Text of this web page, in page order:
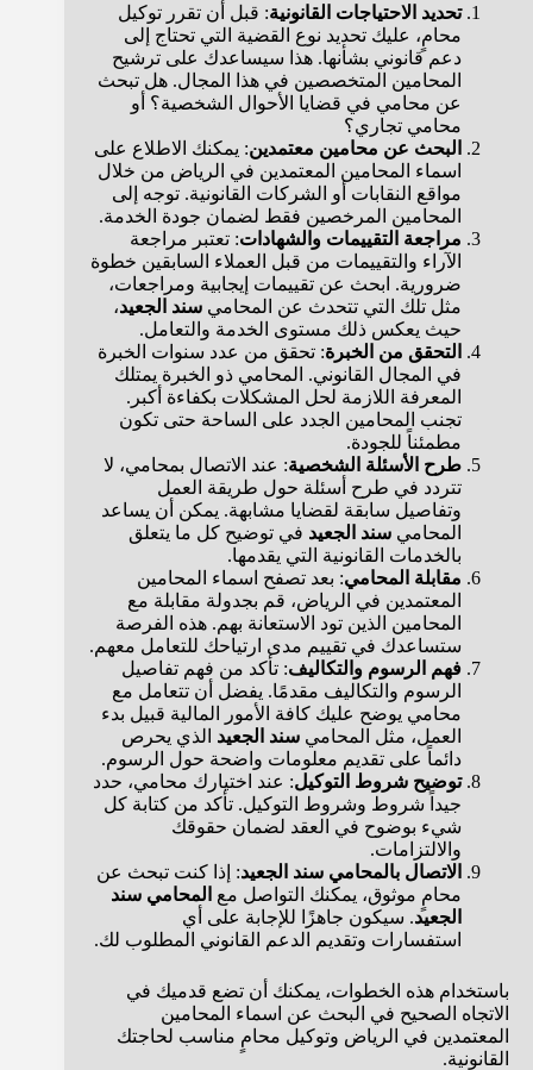
تحديد الاحتياجات القانونية: قبل أن تقرر توكيل
محامٍ، عليك تحديد نوع القضية التي تحتاج إلى
دعم قانوني بشأنها. هذا سيساعدك على ترشيح
المحامين المتخصصين في هذا المجال. هل تبحث
عن محامي في قضايا الأحوال الشخصية؟ أو
محامي تجاري؟
البحث عن محامين معتمدين: يمكنك الاطلاع على
اسماء المحامين المعتمدين في الرياض من خلال
مواقع النقابات أو الشركات القانونية. توجه إلى
المحامين المرخصين فقط لضمان جودة الخدمة.
مراجعة التقييمات والشهادات: تعتبر مراجعة
الآراء والتقييمات من قبل العملاء السابقين خطوة
ضرورية. ابحث عن تقييمات إيجابية ومراجعات،
مثل تلك التي تتحدث عن المحامي سند الجعيد،
حيث يعكس ذلك مستوى الخدمة والتعامل.
التحقق من الخبرة: تحقق من عدد سنوات الخبرة
في المجال القانوني. المحامي ذو الخبرة يمتلك
المعرفة اللازمة لحل المشكلات بكفاءة أكبر.
تجنب المحامين الجدد على الساحة حتى تكون
مطمئناً للجودة.
طرح الأسئلة الشخصية: عند الاتصال بمحامي، لا
تتردد في طرح أسئلة حول طريقة العمل
وتفاصيل سابقة لقضايا مشابهة. يمكن أن يساعد
المحامي سند الجعيد في توضيح كل ما يتعلق
بالخدمات القانونية التي يقدمها.
مقابلة المحامي: بعد تصفح اسماء المحامين
المعتمدين في الرياض، قم بجدولة مقابلة مع
المحامين الذين تود الاستعانة بهم. هذه الفرصة
ستساعدك في تقييم مدى ارتياحك للتعامل معهم.
فهم الرسوم والتكاليف: تأكد من فهم تفاصيل
الرسوم والتكاليف مقدمًا. يفضل أن تتعامل مع
محامي يوضح عليك كافة الأمور المالية قبيل بدء
العمل، مثل المحامي سند الجعيد الذي يحرص
دائماً على تقديم معلومات واضحة حول الرسوم.
توضيح شروط التوكيل: عند اختيارك محامي، حدد
جيداً شروط وشروط التوكيل. تأكد من كتابة كل
شيء بوضوح في العقد لضمان حقوقك
والالتزامات.
الاتصال بالمحامي سند الجعيد: إذا كنت تبحث عن
محامٍ موثوق، يمكنك التواصل مع المحامي سند
الجعيد. سيكون جاهزًا للإجابة على أي
استفسارات وتقديم الدعم القانوني المطلوب لك.
باستخدام هذه الخطوات، يمكنك أن تضع قدميك في
الاتجاه الصحيح في البحث عن اسماء المحامين
المعتمدين في الرياض وتوكيل محامٍ مناسب لحاجتك
القانونية.